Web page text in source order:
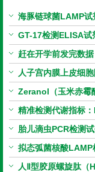
海豚链球菌LAMP试
GT-17检测ELISA试
相关指标样本定量研
赶在开学前发完数
PCR检测试剂盒暑
人子宫内膜上皮细
量更划算
Zeranol（玉米赤霉
盒特惠
精准检测代谢指标
盒的科研应用与技
胎儿滴虫PCR检测
拟态弧菌核酸LAMP
（恒温荧光法）新
人Ⅱ型胶原螺旋肽（